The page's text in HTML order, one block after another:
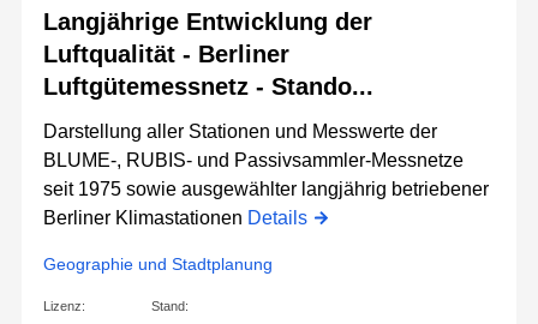
Langjährige Entwicklung der
Luftqualität - Berliner
Luftgütemessnetz - Stando...
Darstellung aller Stationen und Messwerte der
BLUME-, RUBIS- und Passivsammler-Messnetze
seit 1975 sowie ausgewählter langjährig betriebener
Berliner Klimastationen Details
Geographie und Stadtplanung
Lizenz: Stand: